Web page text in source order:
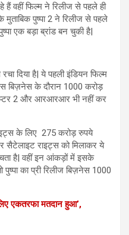
वहीं फिल्म ने रिलीज से पहले ही
मुताबिक पुष्पा 2 ने रिलीज से पहले
एक बड़ा ब्रांड बन चुकी है|
रचा दिया है| ये पहली इंडियन फिल्म
बिज़नेस के दौरान 1000 करोड़
2 और आरआरआर भी नहीं कर
के लिए 275 करोड़ रुपये
राइट्स को मिलाकर ये
है| वहीं इन आंकड़ों में इसके
का प्री रिलीज बिज़नेस 1000
एकतरफा मतदान हुआ’,